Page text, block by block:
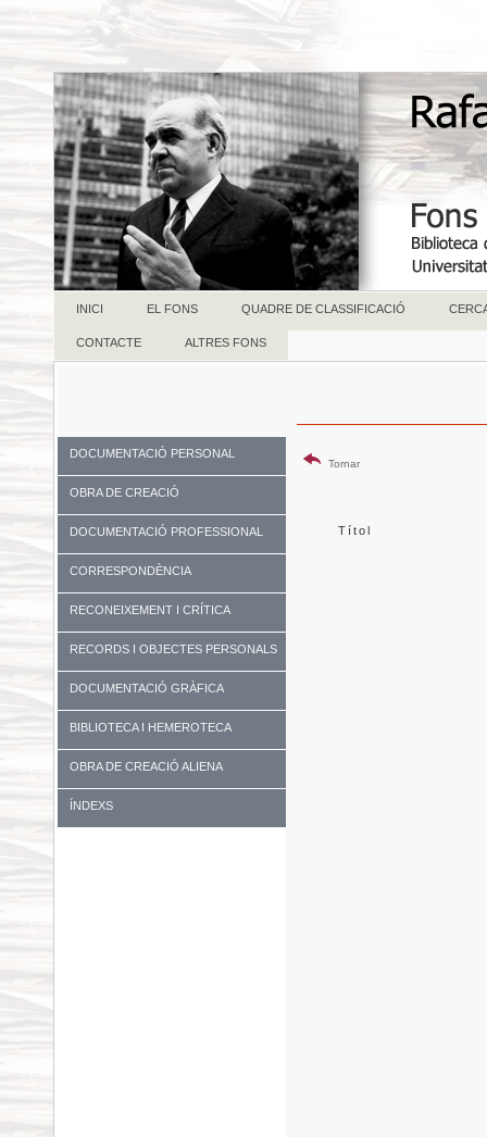
INICI EL FONS QUADRE DE CLASSIFICACIÓ
CONTACTE ALTRES FONS
DOCUMENTACIÓ PERSONAL
OBRA DE CREACIÓ
DOCUMENTACIÓ PROFESSIONAL
CORRESPONDÈNCIA
RECONEIXEMENT I CRÍTICA
RECORDS I OBJECTES PERSONALS
DOCUMENTACIÓ GRÀFICA
BIBLIOTECA I HEMEROTECA
OBRA DE CREACIÓ ALIENA
ÍNDEXS
Tornar
Títol